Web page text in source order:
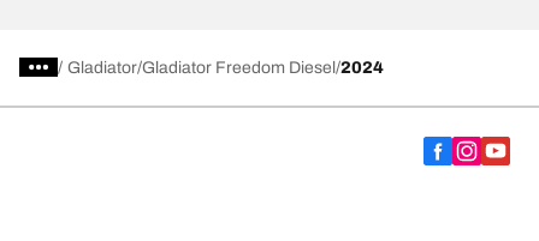
/ Gladiator Gladiator Freedom Diesel 2024